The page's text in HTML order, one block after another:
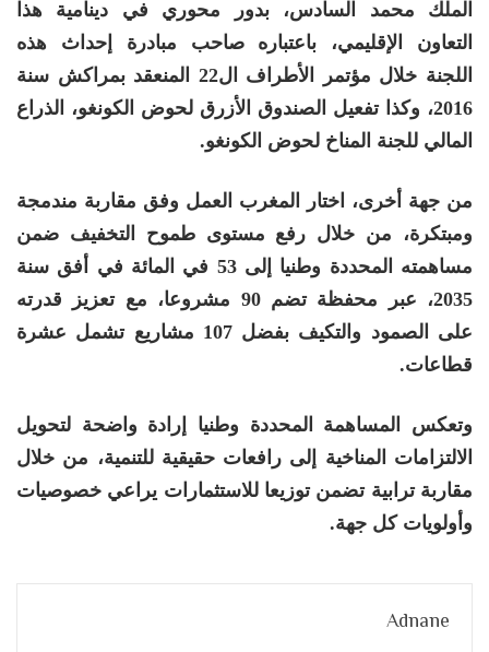
الملك محمد السادس، بدور محوري في دينامية هذا
التعاون الإقليمي، باعتباره صاحب مبادرة إحداث هذه
اللجنة خلال مؤتمر الأطراف ال22 المنعقد بمراكش سنة
2016، وكذا تفعيل الصندوق الأزرق لحوض الكونغو، الذراع
المالي للجنة المناخ لحوض الكونغو.
من جهة أخرى، اختار المغرب العمل وفق مقاربة مندمجة
ومبتكرة، من خلال رفع مستوى طموح التخفيف ضمن
مساهمته المحددة وطنيا إلى 53 في المائة في أفق سنة
2035، عبر محفظة تضم 90 مشروعا، مع تعزيز قدرته
على الصمود والتكيف بفضل 107 مشاريع تشمل عشرة
قطاعات.
وتعكس المساهمة المحددة وطنيا إرادة واضحة لتحويل
الالتزامات المناخية إلى رافعات حقيقية للتنمية، من خلال
مقاربة ترابية تضمن توزيعا للاستثمارات يراعي خصوصيات
وأولويات كل جهة.
Adnane